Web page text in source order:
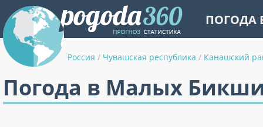
ПОГОДА
Россия / Чувашская республика / Канашский
Погода в Малых